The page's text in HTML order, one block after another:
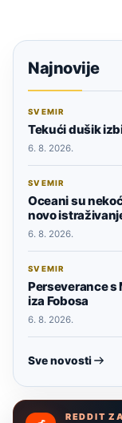
Najnovije
SVEMIR
Tekući dušik
6. 8. 2026.
SVEMIR
Oceani su
novo
6. 8. 2026.
SVEMIR
Perseverance s
iza Fobosa
6. 8. 2026.
Sve novosti
REDDIT